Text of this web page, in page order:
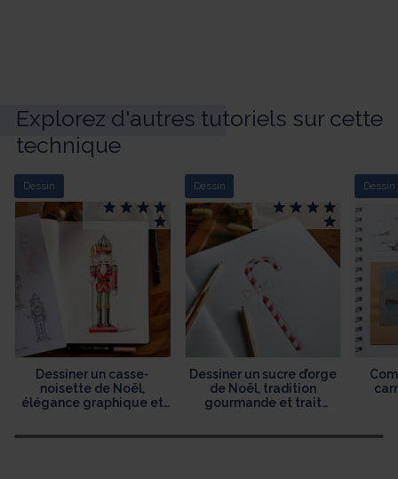
Explorez d'autres tutoriels sur cette
technique
Dessin
Dessiner un casse-
noisette de Noël,
élégance graphique et
Dessin
Dessiner un sucre d’orge
de Noël, tradition
gourmande et trait
Dessin